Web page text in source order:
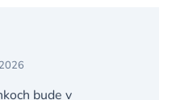
bude v